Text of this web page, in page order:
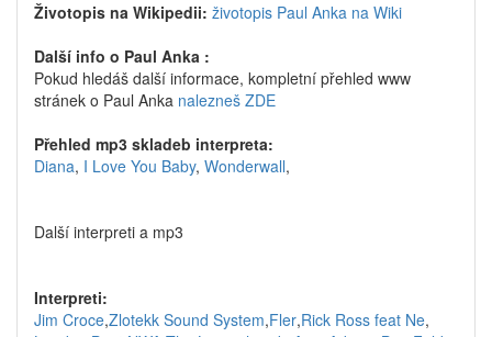
Životopis na Wikipedii: životopis Paul Anka na Wiki
Další info o Paul Anka :
Pokud hledáš další informace, kompletní přehled www
stránek o Paul Anka nalezneš ZDE
Přehled mp3 skladeb interpreta:
Diana, I Love You Baby, Wonderwall,
Další interpreti a mp3
Interpreti:
Jim Croce,Zlotekk Sound System,Fler,Rick Ross feat Ne,